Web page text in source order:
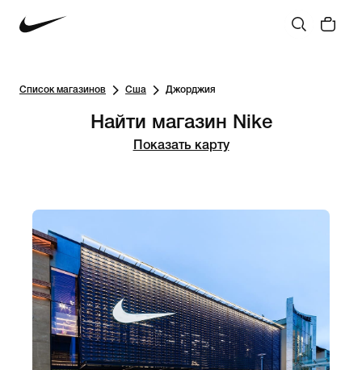
Список магазинов Сша Джорджия
Найти магазин Nike
Показать карту